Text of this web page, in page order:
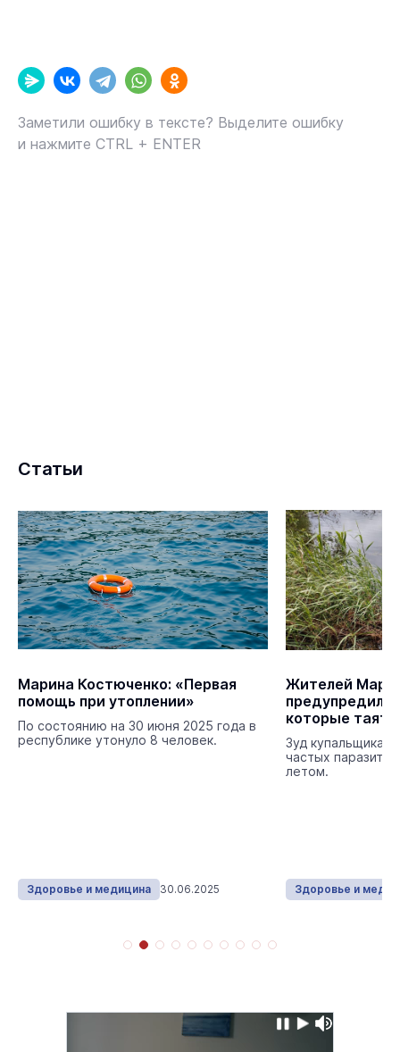
Заметили ошибку в тексте? Выделите ошибку
и нажмите CTRL + ENTER
Статьи
Марина Костюченко: «Первая
помощь при утоплении»
По состоянию на 30 июня 2025 года в
республике утонуло 8 человек.
Здоровье и медицина 30.06.2025
Жителей
предупредили
которые
прудов и озёр
Зуд купальщика
частых
летом.
Здоровье и